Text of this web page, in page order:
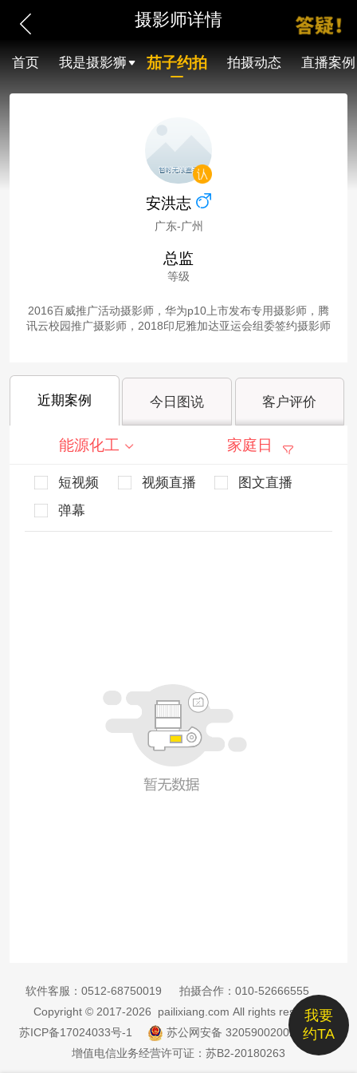
摄影师详情
首页 我是摄影狮 茄子约拍 拍摄动态 直播案例
安洪志
广东-广州
总监
等级
2016百威推广活动摄影师，华为p10上市发布专用摄影师，腾
讯云校园推广摄影师，2018印尼雅加达亚运会组委签约摄影师
近期案例 今日图说 客户评价
能源化工 家庭日
短视频 视频直播
图文直播
弹幕
我要
约TA
软件客服： 0512-68750019 拍摄合作： 010-52666555
Copyright © 2017-2026 pailixiang.com All rights reserved
苏ICP备17024033号-1
苏公网安备 32059002002885号
增值电信业务经营许可证：苏B2-20180263